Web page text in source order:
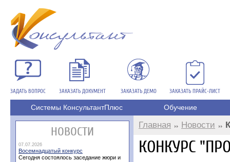
ЗАДАТЬ ВОПРОС ЗАКАЗАТЬ ДОКУМЕНТ ЗАКАЗАТЬ ДЕМО ЗАКАЗАТЬ ПРАЙС-ЛИСТ
Системы КонсультантПлюс Обучение
НОВОСТИ
07.07.2026
Восемнадцатый конкурс
Сегодня состоялось заседание жюри и
Главная Новости
КОНКУРС